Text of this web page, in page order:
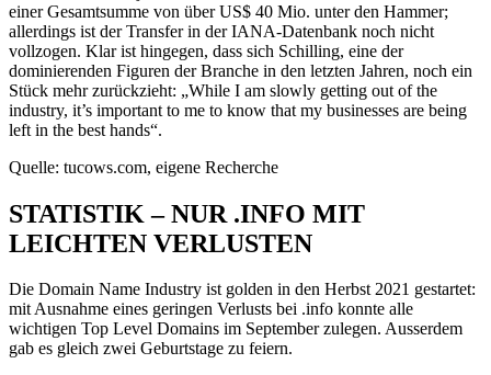
einer Gesamtsumme von über US$ 40 Mio. unter den Hammer;
allerdings ist der Transfer in der IANA-Datenbank noch nicht
vollzogen. Klar ist hingegen, dass sich Schilling, eine der
dominierenden Figuren der Branche in den letzten Jahren, noch ein
Stück mehr zurückzieht: „While I am slowly getting out of the
industry, it’s important to me to know that my businesses are being
left in the best hands“.
Quelle: tucows.com, eigene Recherche
STATISTIK – NUR .INFO MIT
LEICHTEN VERLUSTEN
Die Domain Name Industry ist golden in den Herbst 2021 gestartet:
mit Ausnahme eines geringen Verlusts bei .info konnte alle
wichtigen Top Level Domains im September zulegen. Ausserdem
gab es gleich zwei Geburtstage zu feiern.